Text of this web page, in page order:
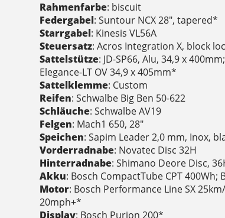
Rahmenfarbe: biscuit
Federgabel: Suntour NCX 28", tapered*
Starrgabel: Kinesis VL56A
Steuersatz: Acros Integration X, block
Sattelstütze: JD-SP66, Alu, 34,9 x
Elegance-LT OV 34,9 x 405mm*
Sattelklemme: Custom
Reifen: Schwalbe Big Ben 50-622
Schläuche: Schwalbe AV19
Felgen: Mach1 650, 28"
Speichen: Sapim Leader 2,0 mm, Inox,
Vorderradnabe: Novatec Disc 32H
Hinterradnabe: Shimano Deore Disc,
Akku: Bosch CompactTube CPT
Motor: Bosch Performance Line SX
20mph+*
Display: Bosch Purion 200*